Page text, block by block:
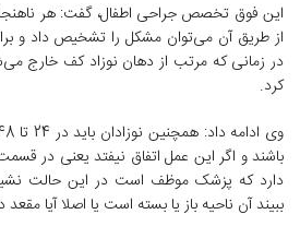
این فوق تخصص جراحی اطفال، گفت:‌ هر
از طریق آن می‌توان مشکل را تشخیص داد و
در زمانی که مرتب از دهان نوزاد کف خارج
کرد.
باشند و اگر این عمل اتفاق نیفتد یعنی در
دارد که پزشک موظف است در این حالت
ببیند آن ناحیه باز یا بسته است یا اصلا آیا